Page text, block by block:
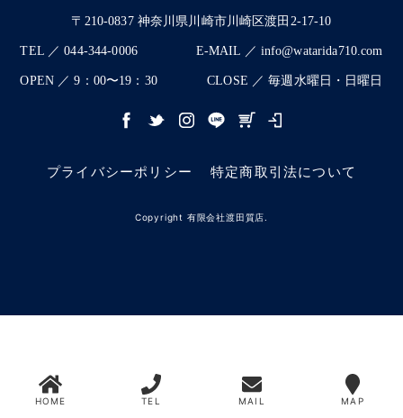
〒210-0837 神奈川県川崎市川崎区渡田2-17-10
TEL ／ 044-344-0006 E-MAIL ／ info@watarida710.com
OPEN ／ 9：00〜19：30 CLOSE ／ 毎週水曜日・日曜日
プライバシーポリシー 特定商取引法について
Copyright 有限会社渡田質店.
HOME TEL MAIL MAP